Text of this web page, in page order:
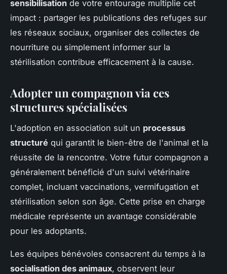
sensibilisation de votre entourage multiplie cet
impact : partager les publications des refuges sur
les réseaux sociaux, organiser des collectes de
nourriture ou simplement informer sur la
stérilisation contribue efficacement à la cause.
Adopter un compagnon via ces
structures spécialisées
L'adoption en association suit un processus
structuré qui garantit le bien-être de l'animal et la
réussite de la rencontre. Votre futur compagnon a
généralement bénéficié d'un suivi vétérinaire
complet, incluant vaccinations, vermifugation et
stérilisation selon son âge. Cette prise en charge
médicale représente un avantage considérable
pour les adoptants.
Les équipes bénévoles consacrent du temps à la
socialisation des animaux, observent leur